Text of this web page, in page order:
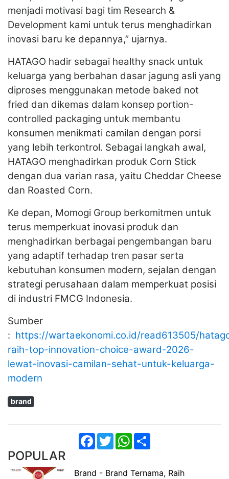
menjadi motivasi bagi tim Research &
Development kami untuk terus menghadirkan
inovasi baru ke depannya,” ujarnya.
HATAGO hadir sebagai healthy snack untuk
keluarga yang berbahan dasar jagung asli yang
diproses menggunakan metode baked not
fried dan dikemas dalam konsep portion-
controlled packaging untuk membantu
konsumen menikmati camilan dengan porsi
yang lebih terkontrol. Sebagai langkah awal,
HATAGO menghadirkan produk Corn Stick
dengan dua varian rasa, yaitu Cheddar Cheese
dan Roasted Corn.
Ke depan, Momogi Group berkomitmen untuk
terus memperkuat inovasi produk dan
menghadirkan berbagai pengembangan baru
yang adaptif terhadap tren pasar serta
kebutuhan konsumen modern, sejalan dengan
strategi perusahaan dalam memperkuat posisi
di industri FMCG Indonesia.
Sumber
: https://wartaekonomi.co.id/read613505/
raih-top-innovation-choice-award-2026-
lewat-inovasi-camilan-sehat-untuk-keluarga-
modern
brand
Facebook
TwitterWhatsApp
POPULAR
Brand - Brand Ternama, Raih